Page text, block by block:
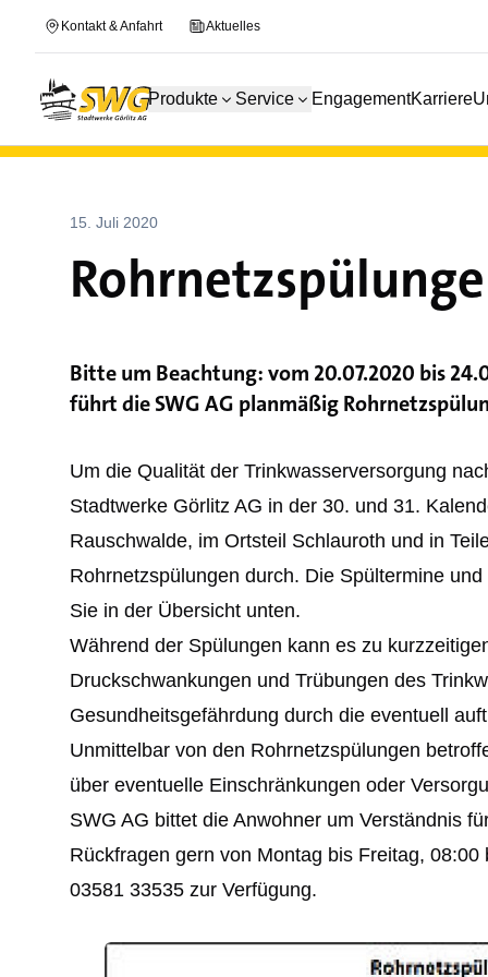
Kontakt & Anfahrt Aktuelles
Produkte Service EngagementKarriere
15. Juli 2020
Bitte um Beachtung: vom 20.07.2020 bis
führt die SWG AG planmäßig
Um die Qualität der Trinkwasserversorgung
Stadtwerke Görlitz AG in der 30. und 31.
Rauschwalde, im Ortsteil Schlauroth und in
Rohrnetzspülungen durch. Die Spültermine
Sie in der Übersicht unten.
Während der Spülungen kann es zu
Druckschwankungen und Trübungen des
Gesundheitsgefährdung durch die eventuell
Unmittelbar von den Rohrnetzspülungen
über eventuelle Einschränkungen oder
SWG AG bittet die Anwohner um Verständnis
Rückfragen gern von Montag bis Freitag,
03581 33535 zur Verfügung.